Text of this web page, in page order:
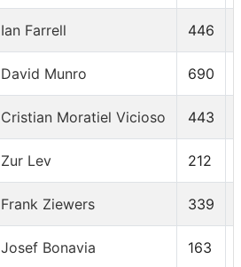
Ian Farrell 446
David Munro 690
Cristian Moratiel Vicioso 443
Zur Lev 212
Frank Ziewers 339
Josef Bonavia 163